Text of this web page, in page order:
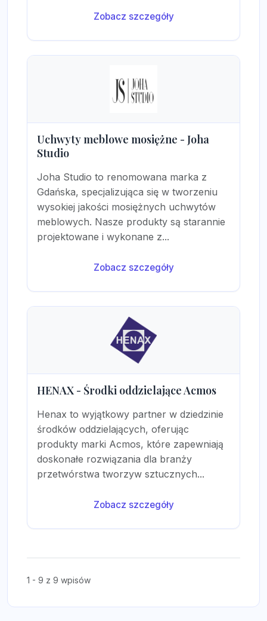
Zobacz szczegóły
Uchwyty meblowe mosiężne - Joha
Studio
Joha Studio to renomowana marka z
Gdańska, specjalizująca się w tworzeniu
wysokiej jakości mosiężnych uchwytów
meblowych. Nasze produkty są starannie
projektowane i wykonane z...
Zobacz szczegóły
HENAX - Środki oddzielające Acmos
Henax to wyjątkowy partner w dziedzinie
środków oddzielających, oferując
produkty marki Acmos, które zapewniają
doskonałe rozwiązania dla branży
przetwórstwa tworzyw sztucznych...
Zobacz szczegóły
1 - 9 z 9 wpisów